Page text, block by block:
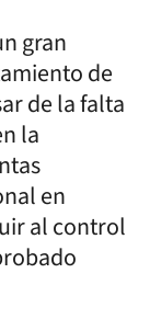
gran
de
de la falta
la
en
al control